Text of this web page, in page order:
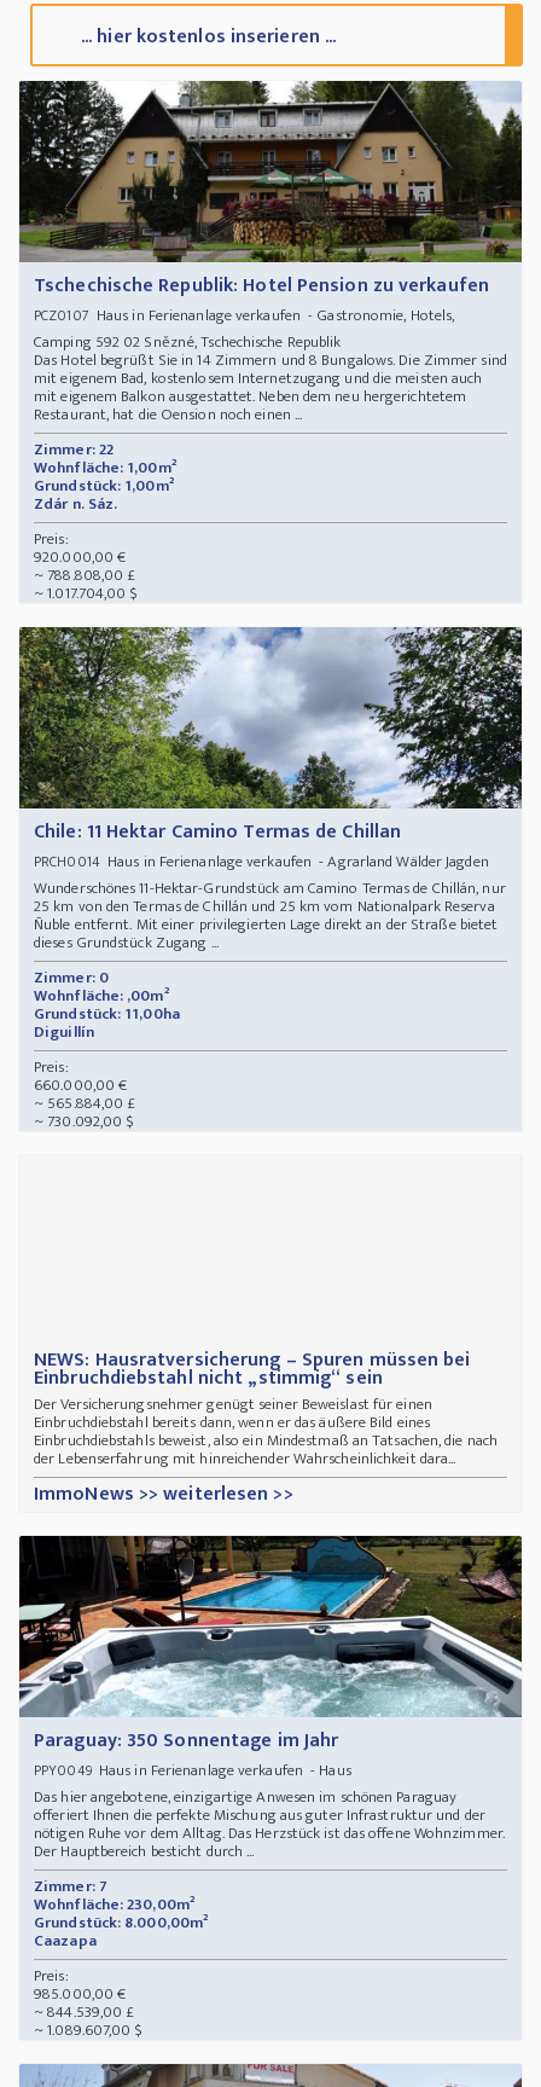
... hier kostenlos inserieren ...
Tschechische Republik: Hotel Pension zu verkaufen
PCZ0107 Haus in Ferienanlage verkaufen - Gastronomie, Hotels,
Camping 592 02 Snězné, Tschechische Republik
Das Hotel begrüßt Sie in 14 Zimmern und 8 Bungalows. Die Zimmer sind
mit eigenem Bad, kostenlosem Internetzugang und die meisten auch
mit eigenem Balkon ausgestattet. Neben dem neu hergerichtetem
Restaurant, hat die Oension noch einen ...
Zimmer: 22
Wohnfläche: 1,00m²
Grundstück: 1,00m²
Zdár n. Sáz.
Preis:
920.000,00 €
~ 788.808,00 £
~ 1.017.704,00 $
Chile: 11 Hektar Camino Termas de Chillan
PRCH0014Haus in Ferienanlage verkaufen - Agrarland Wälder Jagden
Wunderschönes 11-Hektar-Grundstück am Camino Termas de Chillán, nur
25 km von den Termas de Chillán und 25 km vom Nationalpark Reserva
Ñuble entfernt. Mit einer privilegierten Lage direkt an der Straße bietet
dieses Grundstück Zugang ...
Zimmer: 0
Wohnfläche: ,00m²
Grundstück: 11,00ha
Diguillín
Preis:
660.000,00 €
~ 565.884,00 £
~ 730.092,00 $
NEWS: Hausratversicherung – Spuren müssen bei
Einbruchdiebstahl nicht „stimmig“ sein
Der Versicherungsnehmer genügt seiner Beweislast für einen
Einbruchdiebstahl bereits dann, wenn er das äußere Bild eines
Einbruchdiebstahls beweist, also ein Mindestmaß an Tatsachen, die nach
der Lebenserfahrung mit hinreichender Wahrscheinlichkeit dara...
ImmoNews >> weiterlesen >>
Paraguay: 350 Sonnentage im Jahr
PPY0049Haus in Ferienanlage verkaufen - Haus
Das hier angebotene, einzigartige Anwesen im schönen Paraguay
offeriert Ihnen die perfekte Mischung aus guter Infrastruktur und der
nötigen Ruhe vor dem Alltag. Das Herzstück ist das offene Wohnzimmer.
Der Hauptbereich besticht durch ...
Zimmer: 7
Wohnfläche: 230,00m²
Grundstück: 8.000,00m²
Caazapa
Preis:
985.000,00 €
~ 844.539,00 £
~ 1.089.607,00 $